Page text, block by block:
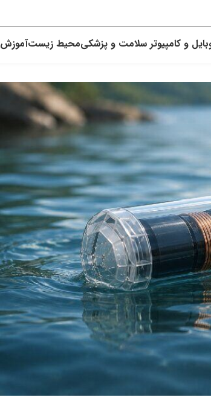
و کامپیوتر سلامت و پزشکیمحیط زیستآموزش